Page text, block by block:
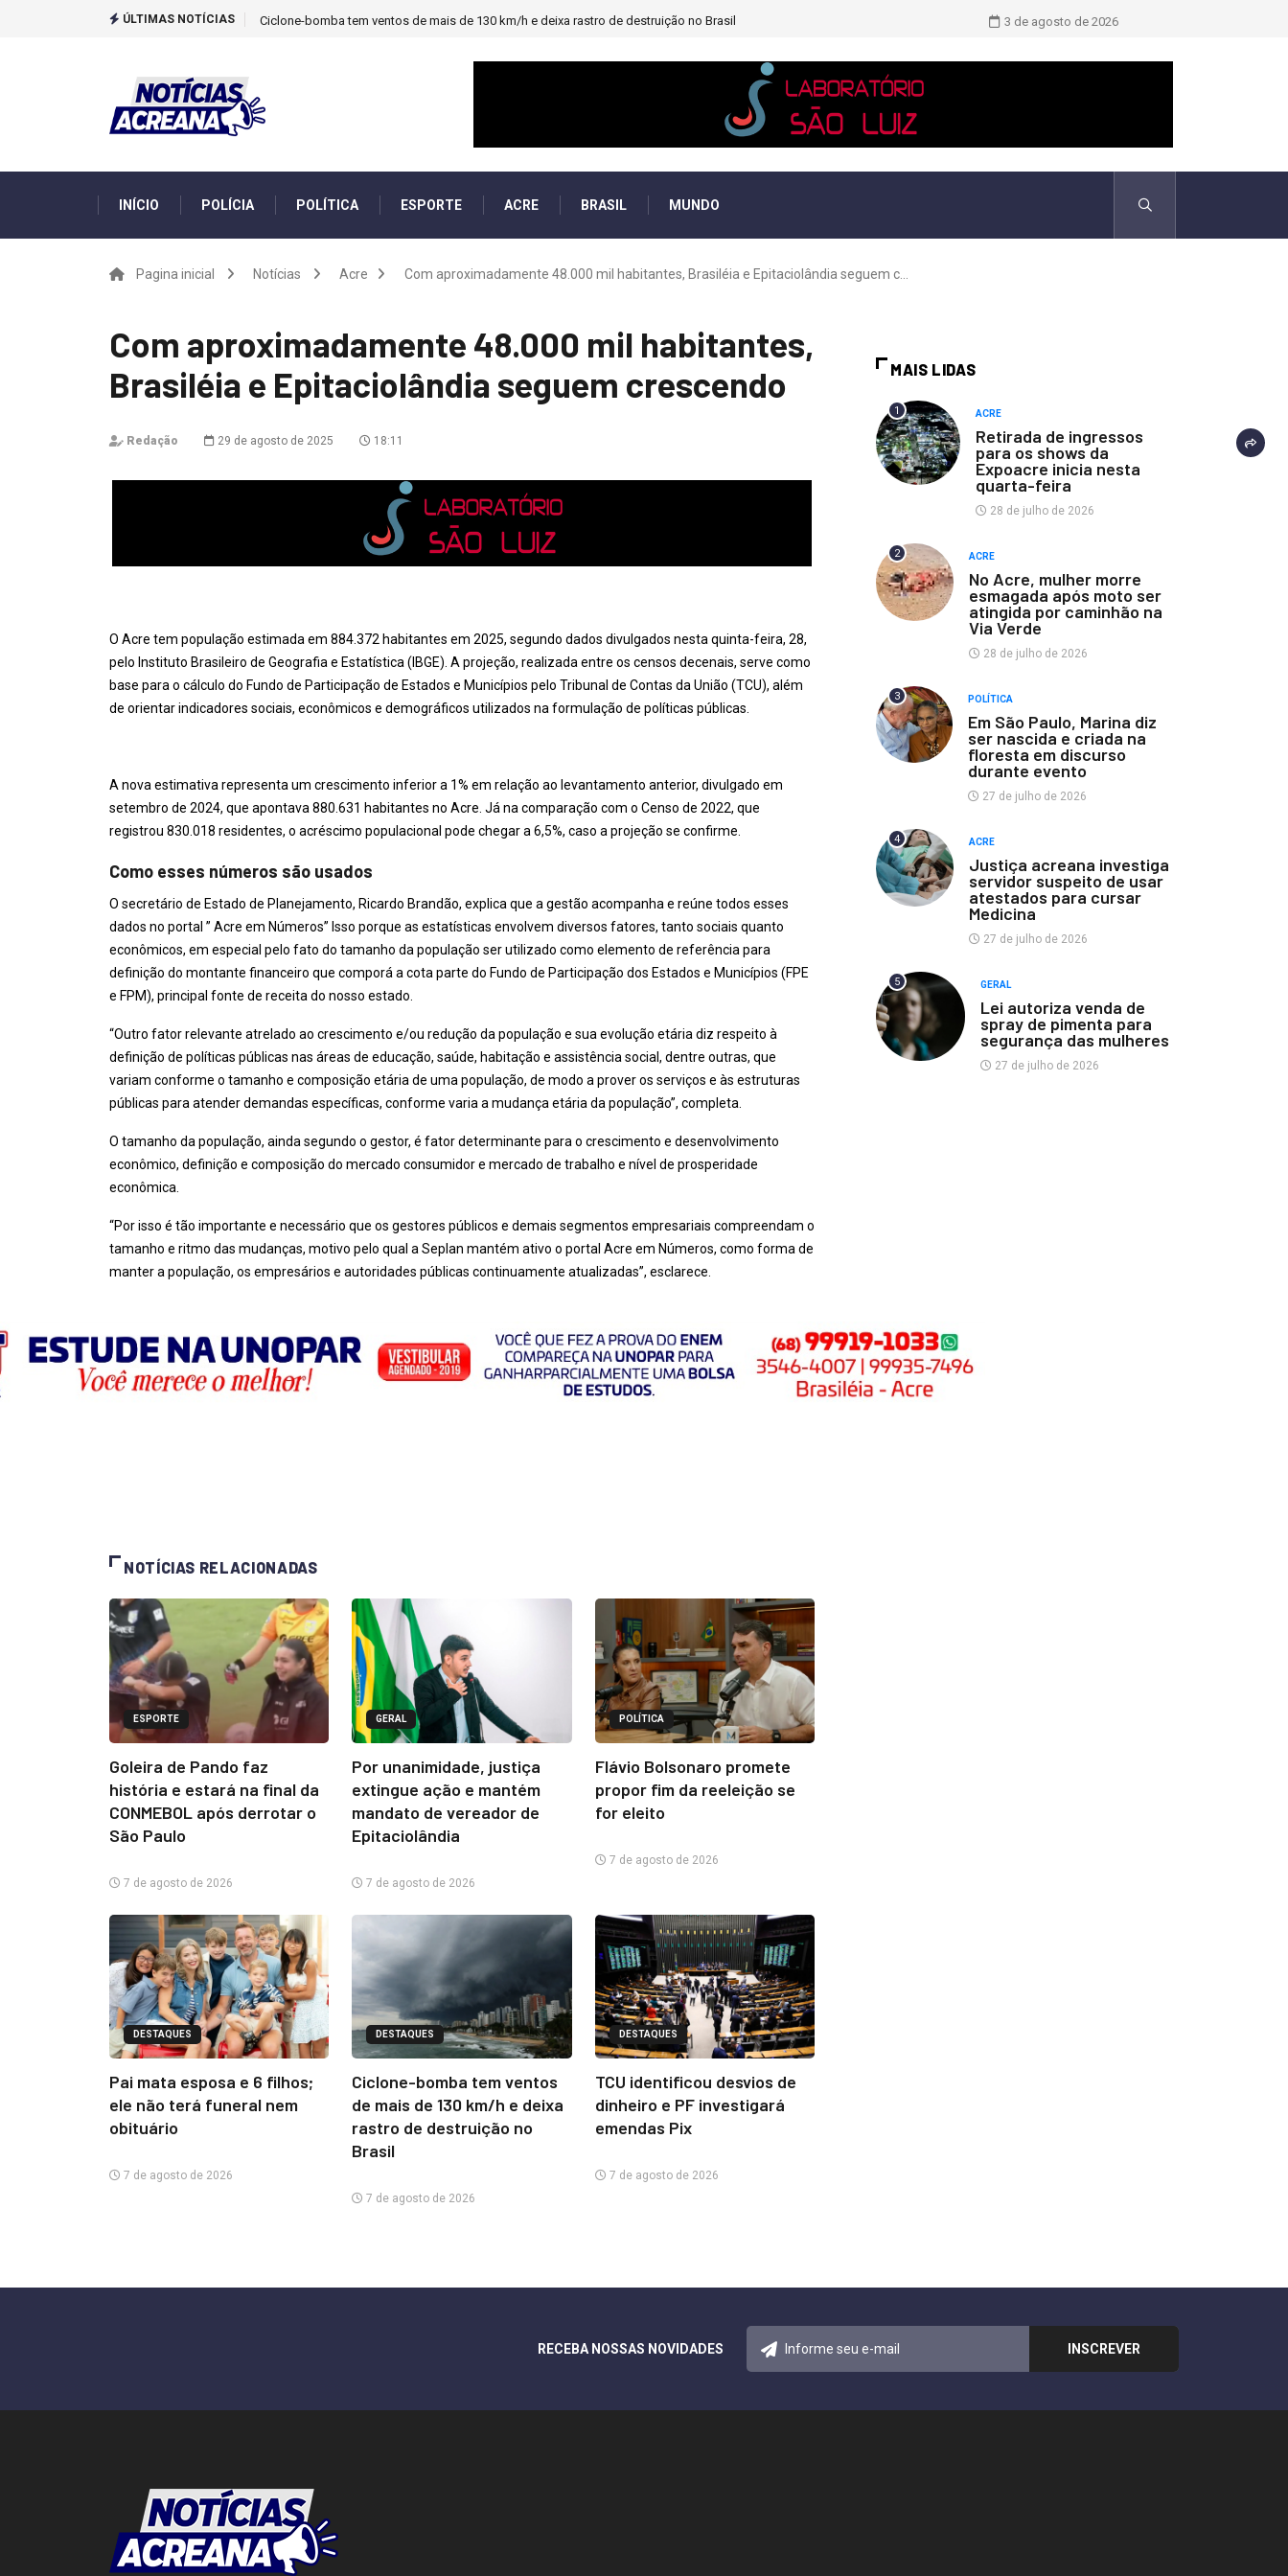
ÚLTIMAS NOTÍCIAS Ciclone-bomba tem ventos de mais de 130 km/h e deixa rastro de destruição no Brasil TCU identificou desvios de dinheiro
3 de agosto de 2026
INÍCIO POLÍCIA POLÍTICA ESPORTE ACRE BRASIL MUNDO
Pagina inicial Notícias Acre Com aproximadamente 48.000 mil habitantes, Brasiléia e Epitaciolândia seguem c...
Com aproximadamente 48.000 mil habitantes,
Brasiléia e Epitaciolândia seguem crescendo
Redação 29 de agosto de 2025 18:11
O Acre tem população estimada em 884.372 habitantes em 2025, segundo dados divulgados nesta quinta-feira, 28,
pelo Instituto Brasileiro de Geografia e Estatística (IBGE). A projeção, realizada entre os censos decenais, serve como
base para o cálculo do Fundo de Participação de Estados e Municípios pelo Tribunal de Contas da União (TCU), além
de orientar indicadores sociais, econômicos e demográficos utilizados na formulação de políticas públicas.
A nova estimativa representa um crescimento inferior a 1% em relação ao levantamento anterior, divulgado em
setembro de 2024, que apontava 880.631 habitantes no Acre. Já na comparação com o Censo de 2022, que
registrou 830.018 residentes, o acréscimo populacional pode chegar a 6,5%, caso a projeção se confirme.
Como esses números são usados
O secretário de Estado de Planejamento, Ricardo Brandão, explica que a gestão acompanha e reúne todos esses
dados no portal ” Acre em Números” Isso porque as estatísticas envolvem diversos fatores, tanto sociais quanto
econômicos, em especial pelo fato do tamanho da população ser utilizado como elemento de referência para
definição do montante financeiro que comporá a cota parte do Fundo de Participação dos Estados e Municípios (FPE
e FPM), principal fonte de receita do nosso estado.
“Outro fator relevante atrelado ao crescimento e/ou redução da população e sua evolução etária diz respeito à
definição de políticas públicas nas áreas de educação, saúde, habitação e assistência social, dentre outras, que
variam conforme o tamanho e composição etária de uma população, de modo a prover os serviços e às estruturas
públicas para atender demandas específicas, conforme varia a mudança etária da população”, completa.
O tamanho da população, ainda segundo o gestor, é fator determinante para o crescimento e desenvolvimento
econômico, definição e composição do mercado consumidor e mercado de trabalho e nível de prosperidade
econômica.
“Por isso é tão importante e necessário que os gestores públicos e demais segmentos empresariais compreendam o
tamanho e ritmo das mudanças, motivo pelo qual a Seplan mantém ativo o portal Acre em Números, como forma de
manter a população, os empresários e autoridades públicas continuamente atualizadas”, esclarece.
NOTÍCIAS RELACIONADAS
ESPORTE
Goleira de Pando faz
história e estará na final da
CONMEBOL após derrotar o
São Paulo
7 de agosto de 2026
GERAL
Por unanimidade, justiça
extingue ação e mantém
mandato de vereador de
Epitaciolândia
7 de agosto de 2026
POLÍTICA
Flávio Bolsonaro promete
propor fim da reeleição se
for eleito
7 de agosto de 2026
DESTAQUES
Pai mata esposa e 6 filhos;
ele não terá funeral nem
obituário
7 de agosto de 2026
DESTAQUES
Ciclone-bomba tem ventos
de mais de 130 km/h e deixa
rastro de destruição no
Brasil
7 de agosto de 2026
DESTAQUES
TCU identificou desvios de
dinheiro e PF investigará
emendas Pix
7 de agosto de 2026
MAIS LIDAS
1 ACRE
Retirada de ingressos
para os shows da
Expoacre inicia nesta
quarta-feira
28 de julho de 2026
2 ACRE
No Acre, mulher morre
esmagada após moto ser
atingida por caminhão na
Via Verde
28 de julho de 2026
3 POLÍTICA
Em São Paulo, Marina diz
ser nascida e criada na
floresta em discurso
durante evento
27 de julho de 2026
4 ACRE
Justiça acreana investiga
servidor suspeito de usar
atestados para cursar
Medicina
27 de julho de 2026
5 GERAL
Lei autoriza venda de
spray de pimenta para
segurança das mulheres
27 de julho de 2026
RECEBA NOSSAS NOVIDADES